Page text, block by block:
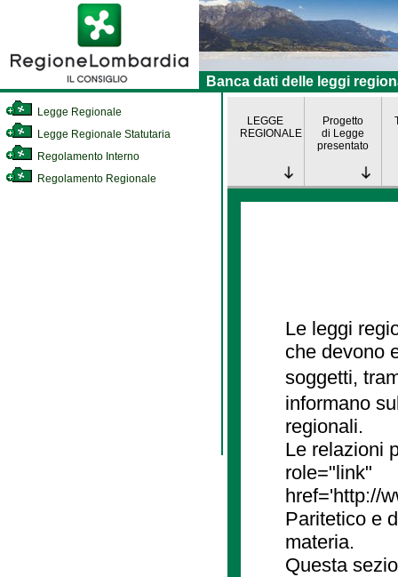
Banca dati delle leggi
Legge Regionale
Legge Regionale Statutaria
Regolamento Interno
Regolamento Regionale
LEGGE
REGIONALE
Progetto
di Legge
presentato
Le leggi
che devono
soggetti,
informano
regionali.
Le relazioni
role="link"
href='http://
Paritetico e
materia.
Questa